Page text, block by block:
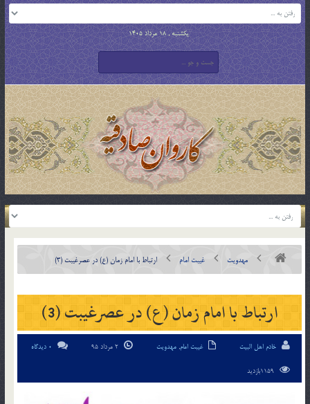
یکشنبه , 18 مرداد 1405
مهدویت غیبت امام ارتباط با امام زمان (ع) در عصرغیبت (3)
ارتباط با امام زمان (ع) در عصرغیبت (3)
خادم اهل البیت غیبت امام, مهدویت 0 دیدگاه